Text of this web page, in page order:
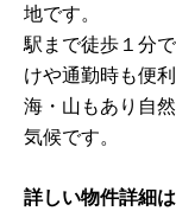
地です。
駅まで徒歩１分
けや通勤時も便
海・山もあり自
気候です。
詳しい物件詳